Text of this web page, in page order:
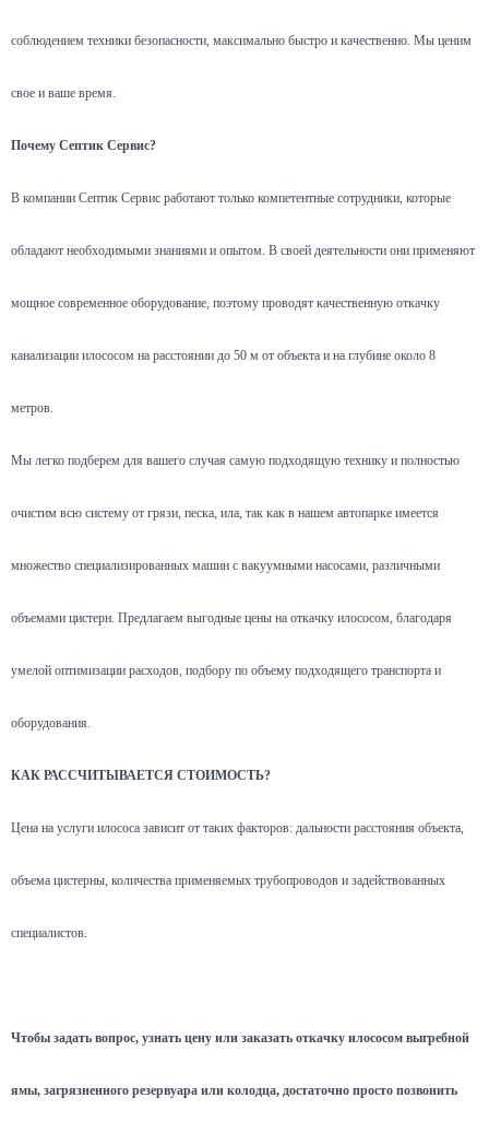
соблюдением техники безопасности, максимально быстро и качественно. Мы ценим
свое и ваше время.
Почему Септик Сервис?
В компании Септик Сервис работают только компетентные сотрудники, которые
обладают необходимыми знаниями и опытом. В своей деятельности они применяют
мощное современное оборудование, поэтому проводят качественную откачку
канализации илососом на расстоянии до 50 м от объекта и на глубине около 8
метров.
Мы легко подберем для вашего случая самую подходящую технику и полностью
очистим всю систему от грязи, песка, ила, так как в нашем автопарке имеется
множество специализированных машин с вакуумными насосами, различными
объемами цистерн. Предлагаем выгодные цены на откачку илососом, благодаря
умелой оптимизации расходов, подбору по объему подходящего транспорта и
оборудования.
КАК РАССЧИТЫВАЕТСЯ СТОИМОСТЬ?
Цена на услуги илососа зависит от таких факторов: дальности расстояния объекта,
объема цистерны, количества применяемых трубопроводов и задействованных
специалистов.
Чтобы задать вопрос, узнать цену или заказать откачку илососом выгребной
ямы, загрязненного резервуара или колодца, достаточно просто позвонить